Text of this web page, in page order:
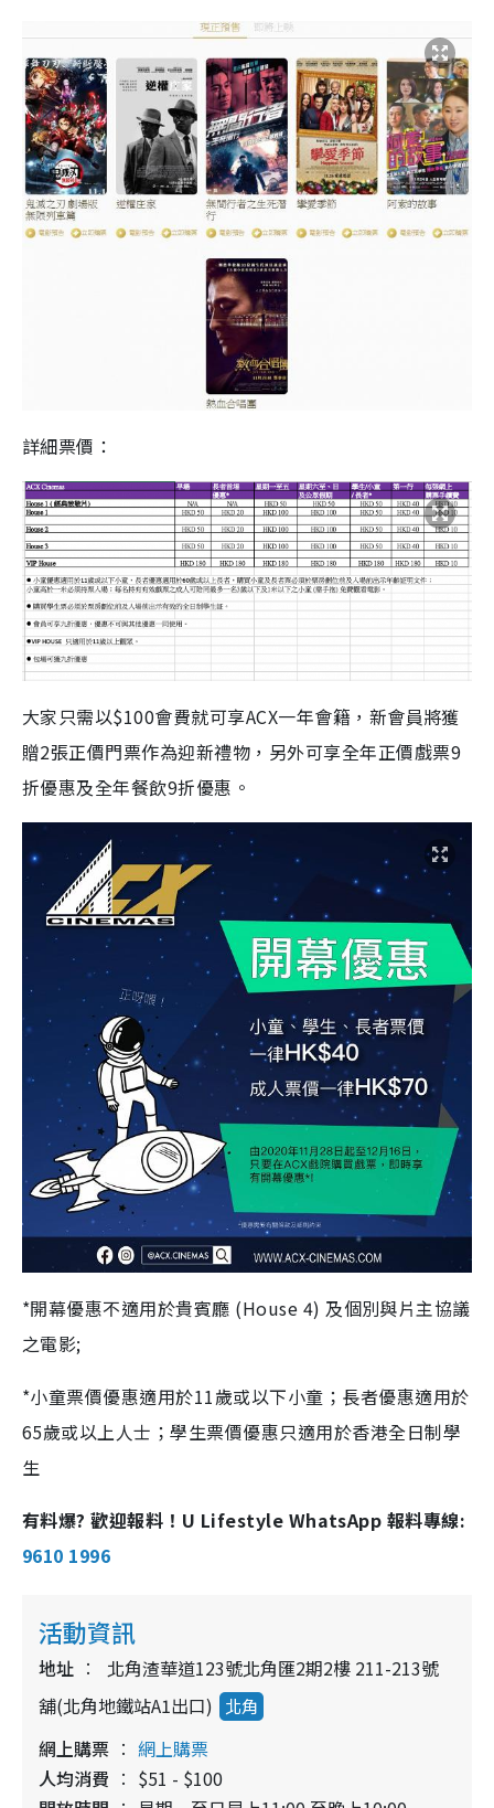
詳細票價：
大家只需以$100會費就可享ACX一年會籍，新會員將獲
贈2張正價門票作為迎新禮物，另外可享全年正價戲票9
折優惠及全年餐飲9折優惠。
*開幕優惠不適用於貴賓廳 (House 4) 及個別與片主協議
之電影;
*小童票價優惠適用於11歲或以下小童；長者優惠適用於
65歲或以上人士；學生票價優惠只適用於香港全日制學
生
有料爆? 歡迎報料！U Lifestyle WhatsApp 報料專線:
9610 1996
活動資訊
地址
北角渣華道123號北角匯2期2樓 211-213號
舖(北角地鐵站A1出口)
北角
網上購票
網上購票
人均消費
$51 - $100